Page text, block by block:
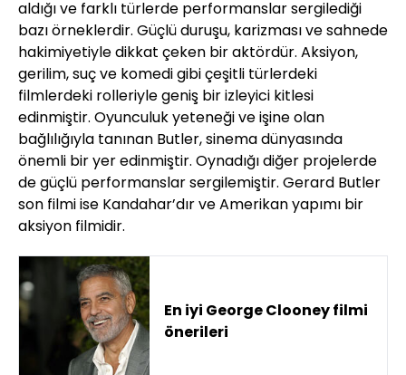
aldığı ve farklı türlerde performanslar sergilediği
bazı örneklerdir. Güçlü duruşu, karizması ve sahnede
hakimiyetiyle dikkat çeken bir aktördür. Aksiyon,
gerilim, suç ve komedi gibi çeşitli türlerdeki
filmlerdeki rolleriyle geniş bir izleyici kitlesi
edinmiştir. Oyunculuk yeteneği ve işine olan
bağlılığıyla tanınan Butler, sinema dünyasında
önemli bir yer edinmiştir. Oynadığı diğer projelerde
de güçlü performanslar sergilemiştir. Gerard Butler
son filmi ise Kandahar’dır ve Amerikan yapımı bir
aksiyon filmidir.
En iyi George Clooney filmi
önerileri